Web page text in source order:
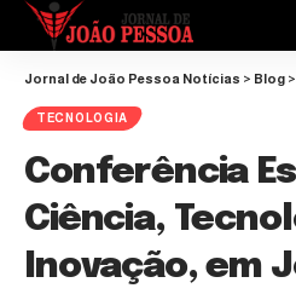
Jornal de João Pessoa Notícias > Blog >
TECNOLOGIA
Conferência
Ciência,
Inovação, em